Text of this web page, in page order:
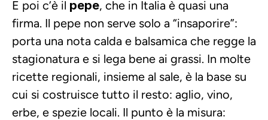
E poi c’è il pepe, che in Italia è quasi una
firma. Il pepe non serve solo a “insaporire”:
porta una nota calda e balsamica che regge la
stagionatura e si lega bene ai grassi. In molte
ricette regionali, insieme al sale, è la base su
cui si costruisce tutto il resto: aglio, vino,
erbe, e spezie locali. Il punto è la misura: